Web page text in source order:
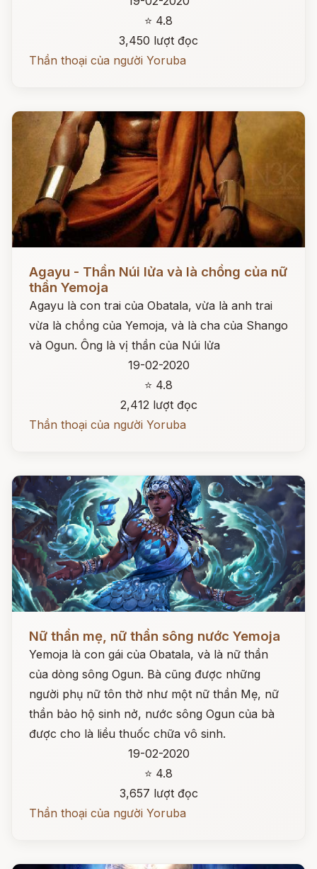
⭐ 4.8
3,450 lượt đọc
Thần thoại của người Yoruba
Agayu - Thần Núi lửa và là chồng của nữ
thần Yemoja
Agayu là con trai của Obatala, vừa là anh trai
vừa là chồng của Yemoja, và là cha của Shango
và Ogun. Ông là vị thần của Núi lửa
19-02-2020
⭐ 4.8
2,412 lượt đọc
Thần thoại của người Yoruba
Nữ thần mẹ, nữ thần sông nước Yemoja
Yemoja là con gái của Obatala, và là nữ thần
của dòng sông Ogun. Bà cũng được những
người phụ nữ tôn thờ như một nữ thần Mẹ, nữ
thần bảo hộ sinh nở, nước sông Ogun của bà
được cho là liều thuốc chữa vô sinh.
19-02-2020
⭐ 4.8
3,657 lượt đọc
Thần thoại của người Yoruba